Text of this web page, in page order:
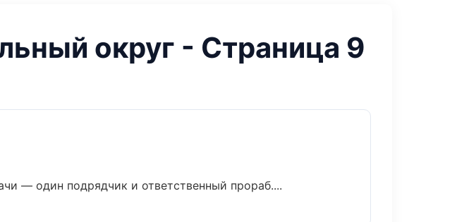
округ - Страница 9
— один подрядчик и ответственный прораб....